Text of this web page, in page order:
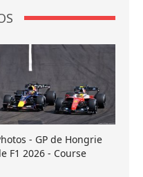
- GP de Hongrie
F1 2026 - Course